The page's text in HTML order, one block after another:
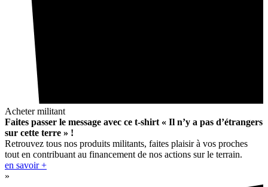
Acheter militant
Faites passer le message avec ce t-shirt « Il n’y a pas d’étrangers
sur cette terre » !
Retrouvez tous nos produits militants, faites plaisir à vos proches
tout en contribuant au financement de nos actions sur le terrain.
en savoir +
»